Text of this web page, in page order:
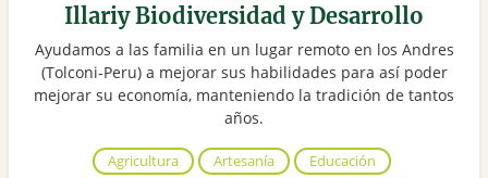
Illariy Biodiversidad y Desarrollo
Ayudamos a las familia en un lugar remoto en los Andres
(Tolconi-Peru) a mejorar sus habilidades para así poder
mejorar su economía, manteniendo la tradición de tantos
años.
Agricultura Artesanía
Educación